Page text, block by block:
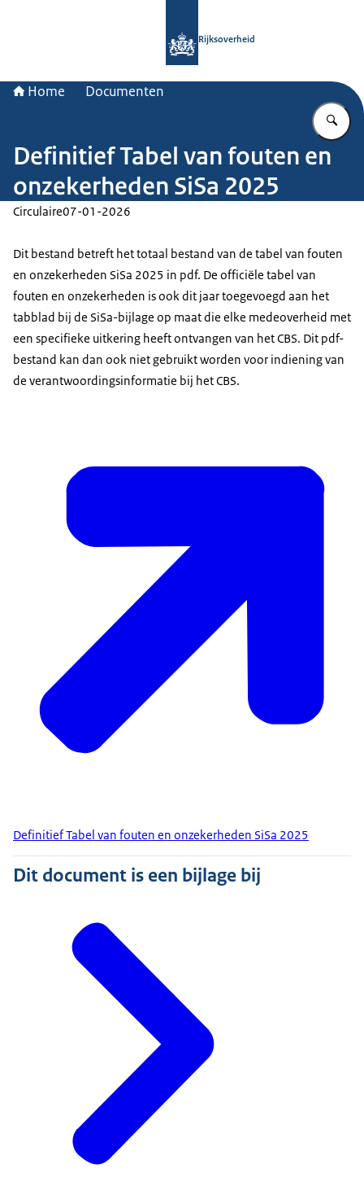
Rijksoverheid
Home Documenten
Definitief Tabel van fouten en
onzekerheden SiSa 2025
Circulaire07-01-2026
Dit bestand betreft het totaal bestand van de tabel van fouten
en onzekerheden SiSa 2025 in pdf. De officiële tabel van
fouten en onzekerheden is ook dit jaar toegevoegd aan het
tabblad bij de SiSa-bijlage op maat die elke medeoverheid met
een specifieke uitkering heeft ontvangen van het CBS. Dit pdf-
bestand kan dan ook niet gebruikt worden voor indiening van
de verantwoordingsinformatie bij het CBS.
Definitief Tabel van fouten en onzekerheden SiSa 2025
Dit document is een bijlage bij